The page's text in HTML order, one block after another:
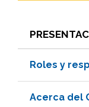
Roles y
Acerca del